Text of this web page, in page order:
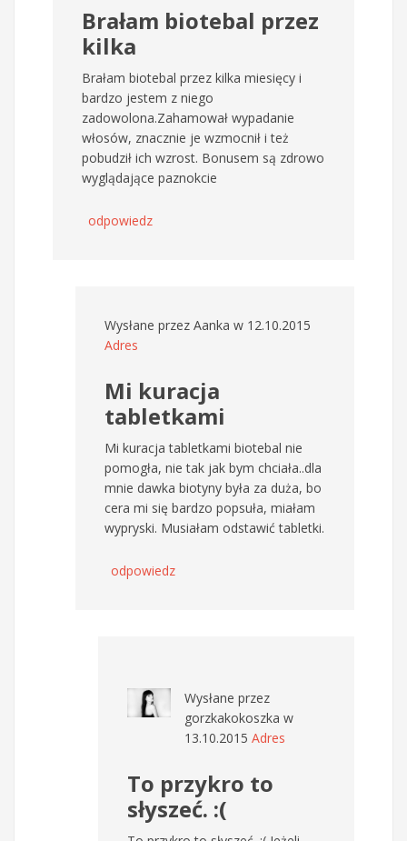
Brałam biotebal przez
kilka
Brałam biotebal przez kilka miesięcy i
bardzo jestem z niego
zadowolona.Zahamował wypadanie
włosów, znacznie je wzmocnił i też
pobudził ich wzrost. Bonusem są zdrowo
wyglądające paznokcie
odpowiedz
Wysłane przez Aanka w 12.10.2015
Adres
Mi kuracja
tabletkami
Mi kuracja tabletkami biotebal nie
pomogła, nie tak jak bym chciała..dla
mnie dawka biotyny była za duża, bo
cera mi się bardzo popsuła, miałam
wypryski. Musiałam odstawić tabletki.
odpowiedz
Wysłane przez
gorzkakokoszka w
13.10.2015 Adres
To przykro to
słyszeć. :(